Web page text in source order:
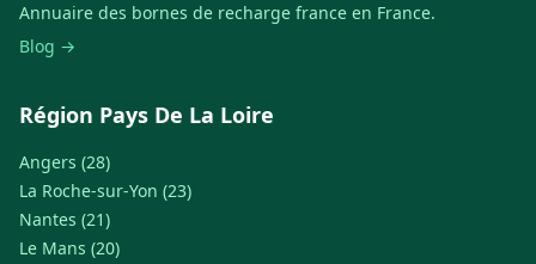
Annuaire des bornes de recharge france en France.
Blog →
Région Pays De La Loire
Angers (28)
La Roche-sur-Yon (23)
Nantes (21)
Le Mans (20)